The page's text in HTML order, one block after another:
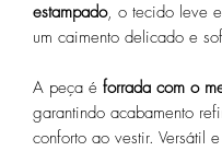
estampado, o tecido leve
um caimento delicado e
A peça é forrada com o
garantindo acabamento
conforto ao vestir. Versátil